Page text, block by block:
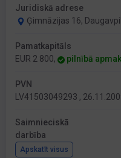
Juridiskā adrese
Ģimnāzijas 16,
Pamatkapitāls
EUR 2 800,
pilnībā
PVN
LV41503049293 ,
Saimnieciskā
darbība
Apskatīt visus